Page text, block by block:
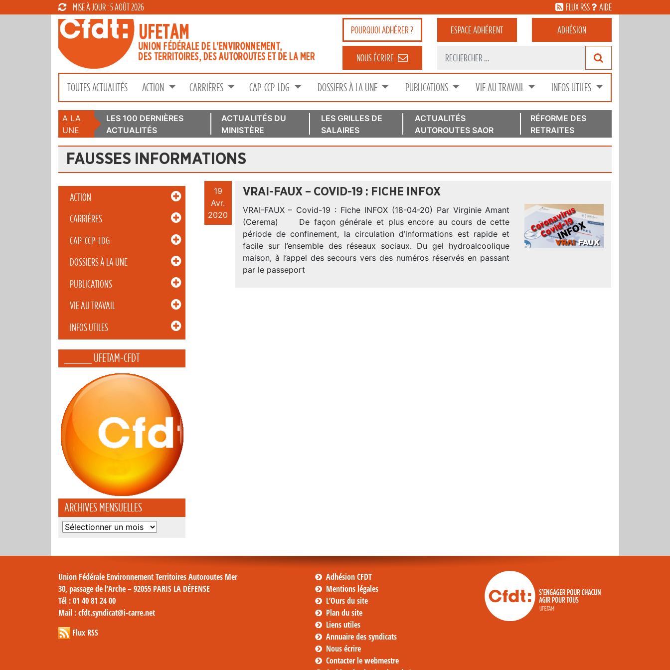
MISE À JOUR : 5 AOÛT 2026 FLUX RSS AIDE
POURQUOIADHÉRER ? ESPACEADHÉRENT ADHÉSION
NOUS ÉCRIRE
TOUTES ACTUALITÉS ACTION CARRIÈRES CAP-CCP-LDG DOSSIERS À LA UNE PUBLICATIONS VIE AU TRAVAIL INFOS UTILES
A LA
UNE
LES 100 DERNIÈRES
ACTUALITÉS
ACTUALITÉS DU
MINISTÈRE
LES GRILLES DE
SALAIRES
ACTUALITÉS
AUTOROUTES SAOR
RÉFORME DES
RETRAITES
FAUSSES INFORMATIONS
ACTION
CARRIÈRES
CAP-CCP-LDG
DOSSIERS À LA UNE
PUBLICATIONS
VIE AU TRAVAIL
INFOS UTILES
_____ UFETAM-CFDT
ARCHIVES MENSUELLES
Archives
19
Avr.
2020
VRAI-FAUX – COVID-19 : FICHE INFOX
VRAI-FAUX – Covid-19 : Fiche INFOX (18-04-20) Par Virginie Amant
(Cerema) De façon générale et plus encore au cours de cette
période de confinement, la circulation d’informations est rapide et
facile sur l’ensemble des réseaux sociaux. Du gel hydroalcoolique
maison, à l’appel des secours vers des numéros réservés en passant
par le passeport
Union Fédérale Environnement Territoires Autoroutes Mer
30, passage de l’Arche – 92055 PARIS LA DÉFENSE
Tél : 01 40 81 24 00
Mail : cfdt.syndicat@i-carre.net
Flux RSS
Adhésion CFDT
Mentions légales
L’Ours du site
Plan du site
Liens utiles
Annuaire des syndicats
Nous écrire
Contacter le webmestre